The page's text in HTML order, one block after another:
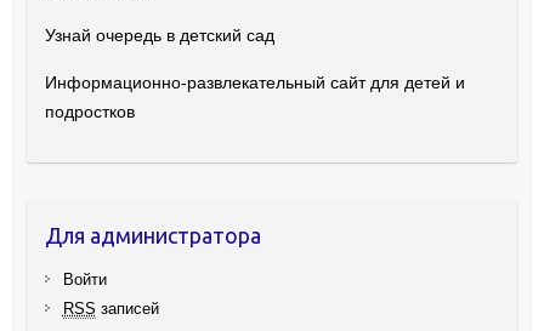
Узнай очередь в детский сад
Информационно-развлекательный сайт для детей и
подростков
Для администратора
Войти
RSS записей